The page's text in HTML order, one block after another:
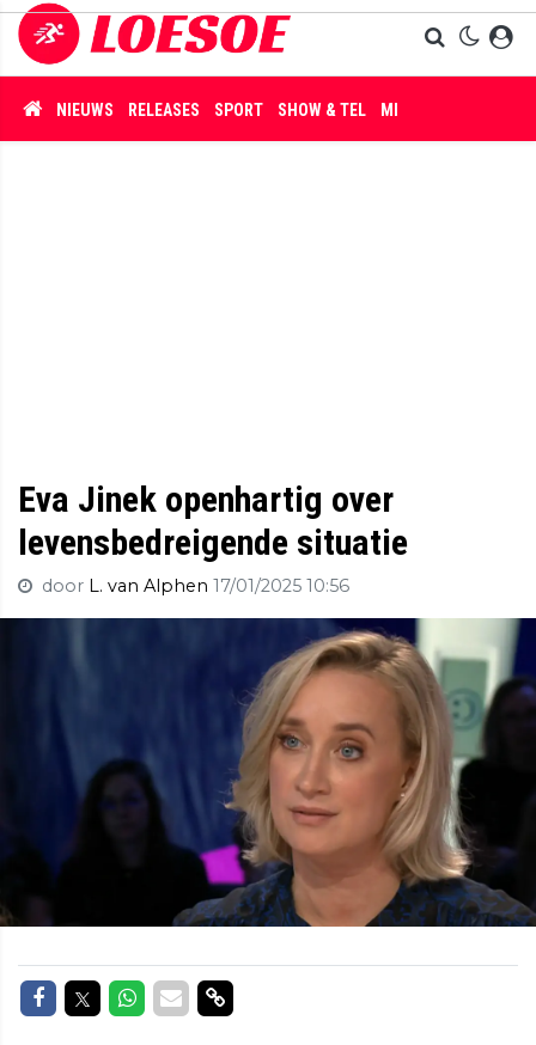
NIEUWS RELEASES SPORT SHOW & TEL MISDAAD
Eva Jinek openhartig over
levensbedreigende situatie
door L. van Alphen 17/01/2025 10:56
Delen op Facebook
Delen op Twitter
Delen op Whatsapp
Delen via Mail
Delen via link